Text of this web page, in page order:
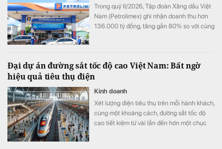
Trong quý II/2026, Tập đoàn Xăng dầu Việt
Nam (Petrolimex) ghi nhận doanh thu hơn
136.000 tỷ đồng, tăng gần 80% so với cùng
Đại dự án đường sắt tốc độ cao Việt Nam: Bất ngờ
hiệu quả tiêu thụ điện
Kinh doanh
Xét lượng điện tiêu thụ trên mỗi hành khách,
cùng một khoảng cách, đường sắt tốc độ
cao tiết kiệm từ vài lần đến hơn một chục